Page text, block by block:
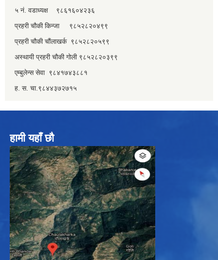
५ नं. वडाध्यक्ष ९८६१६०४२३६
प्रहरी चौकी किन्जा ९८५२८२०४९९
प्रहरी चौकी चौंलाखर्क ९८५२८२०५९९
अस्थायी प्रहरी चौकी गोली ९८५२८२०३९९
एम्बुलेन्स सेवा ९८४१७४३८८१
ह. स. चा.९८४४३७२७१५
हामी यहाँ छौ